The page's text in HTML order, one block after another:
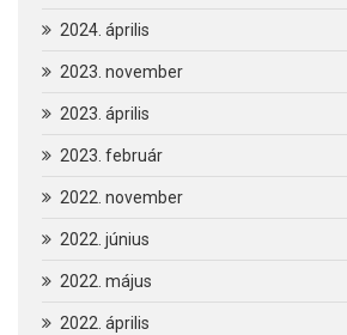
2024. április
2023. november
2023. április
2023. február
2022. november
2022. június
2022. május
2022. április